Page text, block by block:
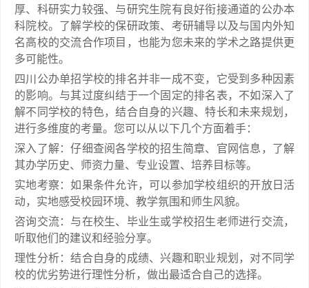
厚、科研实力较强、与研究生院有良好衔接通道的公办本
科院校。了解学校的保研政策、考研辅导以及与国内外知
名高校的交流合作项目，也能为您未来的学术之路提供更
多可能性。
四川公办单招学校的排名并非一成不变，它受到多种因素
的影响。与其过度纠结于一个固定的排名表，不如深入了
解不同学校的特色，结合自身的兴趣、特长和未来规划，
进行多维度的考量。您可以从以下几个方面着手：
深入了解：仔细查阅各学校的招生简章、官网信息，了解
其办学历史、师资力量、专业设置、培养目标等。
实地考察：如果条件允许，可以参加学校组织的开放日活
动，实地感受校园环境、教学氛围和师生风貌。
咨询交流：与在校生、毕业生或学校招生老师进行交流，
听取他们的建议和经验分享。
理性分析：结合自身的成绩、兴趣和职业规划，对不同学
校的优劣势进行理性分析，做出最适合自己的选择。